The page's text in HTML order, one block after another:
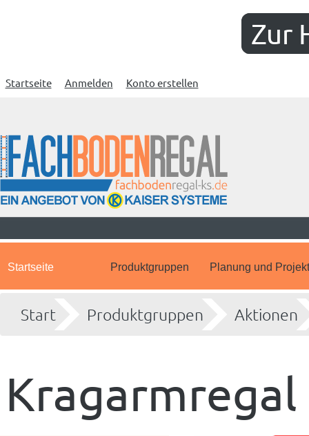
Zur
Startseite Anmelden Konto erstellen
Startseite Produktgruppen Planung und
Start Produktgruppen Aktionen
Kragarmregal